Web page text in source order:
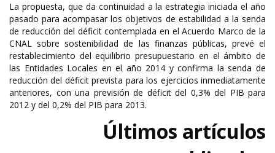
La propuesta, que da continuidad a la estrategia iniciada el año
pasado para acompasar los objetivos de estabilidad a la senda
de reducción del déficit contemplada en el Acuerdo Marco de la
CNAL sobre sostenibilidad de las finanzas públicas, prevé el
restablecimiento del equilibrio presupuestario en el ámbito de
las Entidades Locales en el año 2014 y confirma la senda de
reducción del déficit prevista para los ejercicios inmediatamente
anteriores, con una previsión de déficit del 0,3% del PIB para
2012 y del 0,2% del PIB para 2013.
Últimos artículos